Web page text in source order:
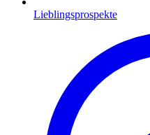
Lieblingsprospekte